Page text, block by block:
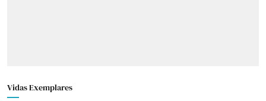
Vidas Exemplares